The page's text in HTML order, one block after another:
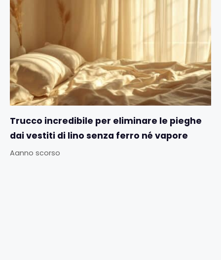
Trucco incredibile per eliminare le pieghe
dai vestiti di lino senza ferro né vapore
Aanno scorso